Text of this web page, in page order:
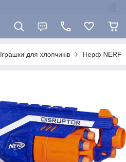
Іграшки для хлопчиків Нерф NERF